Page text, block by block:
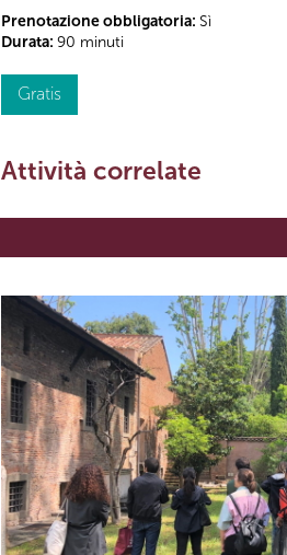
Prenotazione obbligatoria: Sì
Durata: 90 minuti
Gratis
Attività correlate